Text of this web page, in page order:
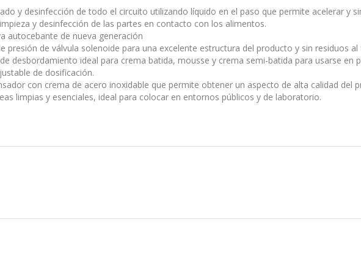
y desinfección de todo el circuito utilizando líquido en el paso que permite acelerar y
y desinfección de las partes en contacto con los alimentos.
autocebante de nueva generación
presión de válvula solenoide para una excelente estructura del producto y sin residuos al
desbordamiento ideal para crema batida, mousse y crema semi-batida para usarse en
de dosificación.
con crema de acero inoxidable que permite obtener un aspecto de alta calidad del
limpias y esenciales, ideal para colocar en entornos públicos y de laboratorio.